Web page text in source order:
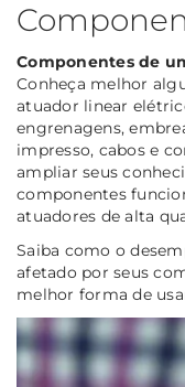
Componentes de
Conheça melhor
atuador linear
engrenagens,
impresso, cabos e
ampliar seus
componentes
atuadores de alta
Saiba como o
afetado por seus
melhor forma de